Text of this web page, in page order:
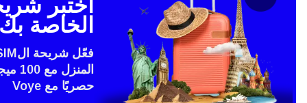
الخاصة
حصريًا مع Voye